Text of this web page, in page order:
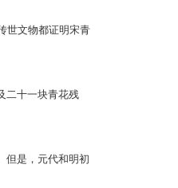
世文物都证明宋青
二十一块青花残
但是，元代和明初